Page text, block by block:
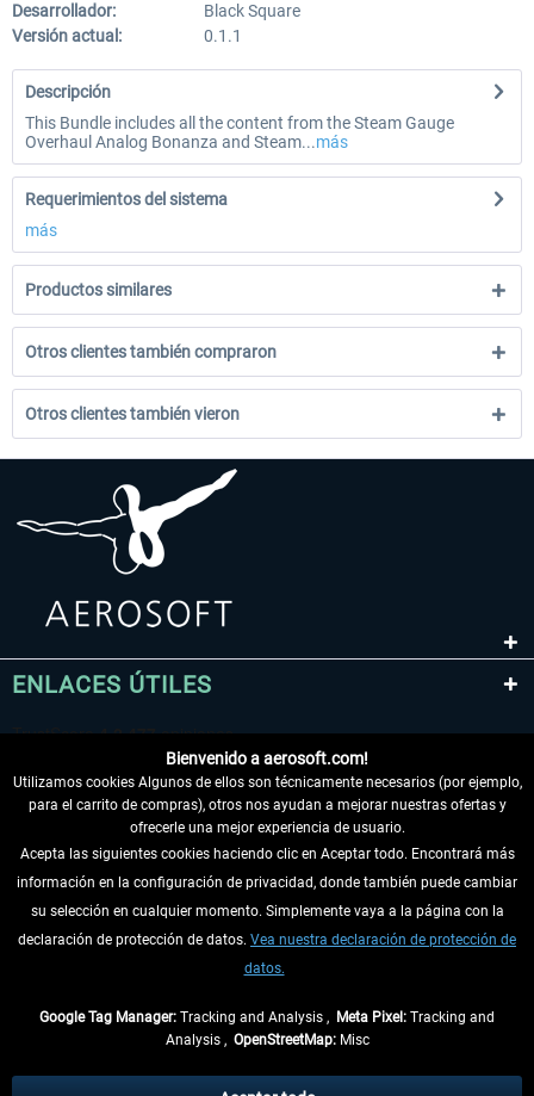
Desarrollador:
Black Square
Versión actual:
0.1.1
Descripción
This Bundle includes all the content from the Steam Gauge
Overhaul Analog Bonanza and Steam...más
Requerimientos del sistema
más
Productos similares
Otros clientes también compraron
Otros clientes también vieron
ENLACES ÚTILES
DESISTIR DEL CONTRATO
INFORMACIÓN
Bienvenido a aerosoft.com!
Utilizamos cookies Algunos de ellos son técnicamente necesarios (por ejemplo,
para el carrito de compras), otros nos ayudan a mejorar nuestras ofertas y
ofrecerle una mejor experiencia de usuario.
Acepta las siguientes cookies haciendo clic en Aceptar todo. Encontrará más
información en la configuración de privacidad, donde también puede cambiar
su selección en cualquier momento. Simplemente vaya a la página con la
declaración de protección de datos. Vea nuestra declaración de protección de
datos.
Google Tag Manager: Tracking and Analysis , Meta Pixel: Tracking and
Analysis , OpenStreetMap:Misc